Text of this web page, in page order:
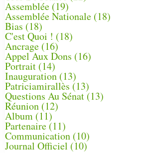
Assemblée (19)
Assemblée Nationale (18)
Bias (18)
C'est Quoi ! (18)
Ancrage (16)
Appel Aux Dons (16)
Portrait (14)
Inauguration (13)
Patriciamirallès (13)
Questions Au Sénat(13)
Réunion (12)
Album (11)
Partenaire(11)
Communication (10)
Journal Officiel (10)